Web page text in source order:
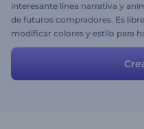
interesante línea narrativa y
de futuros compradores. Es
modificar colores y estilo para
puede tomarla como está.